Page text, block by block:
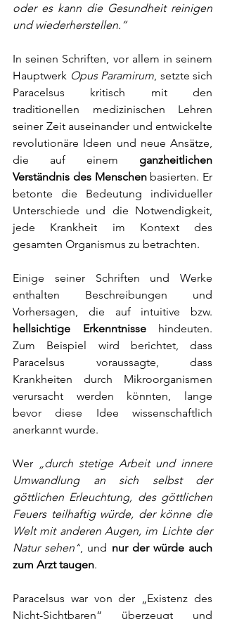
oder es kann die Gesundheit reinigen
und wiederherstellen.“
In seinen Schriften, vor allem in seinem
Hauptwerk Opus Paramirum, setzte sich
Paracelsus kritisch mit den
traditionellen medizinischen Lehren
seiner Zeit auseinander und entwickelte
revolutionäre Ideen und neue Ansätze,
die auf einem ganzheitlichen
Verständnis des Menschen basierten. Er
betonte die Bedeutung individueller
Unterschiede und die Notwendigkeit,
jede Krankheit im Kontext des
gesamten Organismus zu betrachten.
Einige seiner Schriften und Werke
enthalten Beschreibungen und
hellsichtige Erkenntnisse hindeuten.
Zum Beispiel wird berichtet, dass
Paracelsus voraussagte, dass
Krankheiten durch Mikroorganismen
verursacht werden könnten, lange
bevor diese Idee wissenschaftlich
anerkannt wurde.
Wer „durch stetige Arbeit und innere
Umwandlung an sich selbst der
göttlichen Erleuchtung, des göttlichen
Feuers teilhaftig würde, der könne die
Welt mit anderen Augen, im Lichte der
Natur sehen“, und nur der würde auch
zum Arzt taugen.
Paracelsus war von der „Existenz des
Nicht-Sichtbaren“ überzeugt und